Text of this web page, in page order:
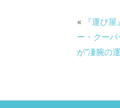
«
『運び
ー・クー
が“凄腕の